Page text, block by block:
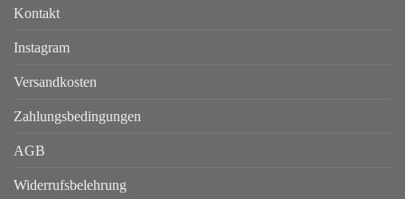
Kontakt
Instagram
Versandkosten
Zahlungsbedingungen
AGB
Widerrufsbelehrung